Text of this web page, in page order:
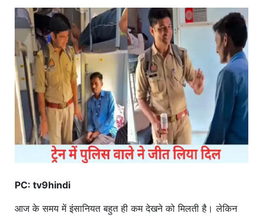
ट्रॅव्हल
खाना
PC: tv9hindi
आज के समय में इंसानियत बहुत ही कम देखने को मिलती है। लेकिन